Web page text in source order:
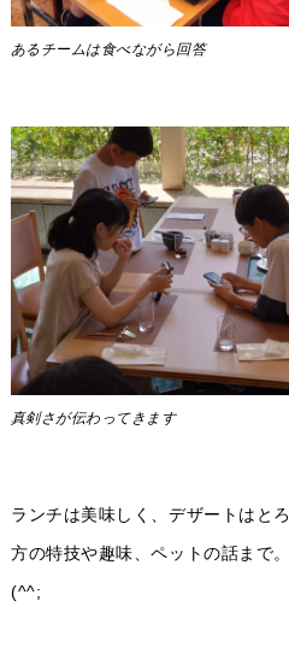
あるチームは食べながら回答
真剣さが伝わってきます
ランチは美味しく、デザートはと
方の特技や趣味、ペットの話まで
(^^;